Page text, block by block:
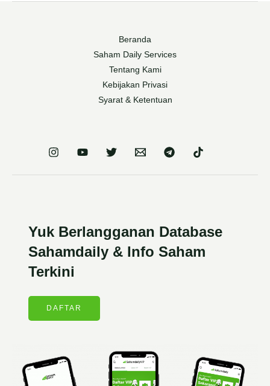
Beranda
Saham Daily Services
Tentang Kami
Kebijakan Privasi
Syarat & Ketentuan
Yuk Berlangganan Database
Sahamdaily & Info Saham
Terkini
DAFTAR